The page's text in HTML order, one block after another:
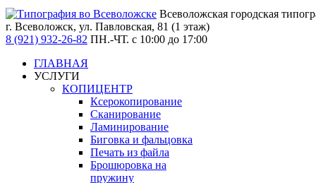
Всеволожская городская
г. Всеволожск, ул. Павловская, 81 (1 этаж)
8 (921) 932-26-82 ПН.-ЧТ. с 10:00 до 17:00
ГЛАВНАЯ
УСЛУГИ
КОПИЦЕНТР
Ксерокопирование
Сканирование
Ламинирование
Биговка и фальцовка
Печать из файла
Брошюровка на
пружину